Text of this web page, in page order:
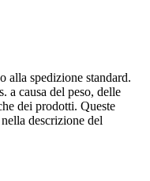
alla spedizione standard.
a causa del peso, delle
dei prodotti. Queste
descrizione del